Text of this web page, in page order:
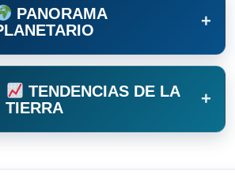
PANORAMA
+
TENDENCIAS DE LA
TIERRA
+